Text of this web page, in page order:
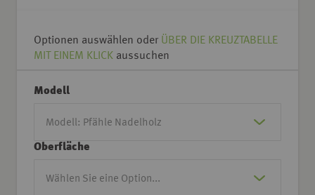
Optionen auswählen oder ÜBER DIE KREUZTABELLE
MIT EINEM KLICK aussuchen
Modell
Oberfläche